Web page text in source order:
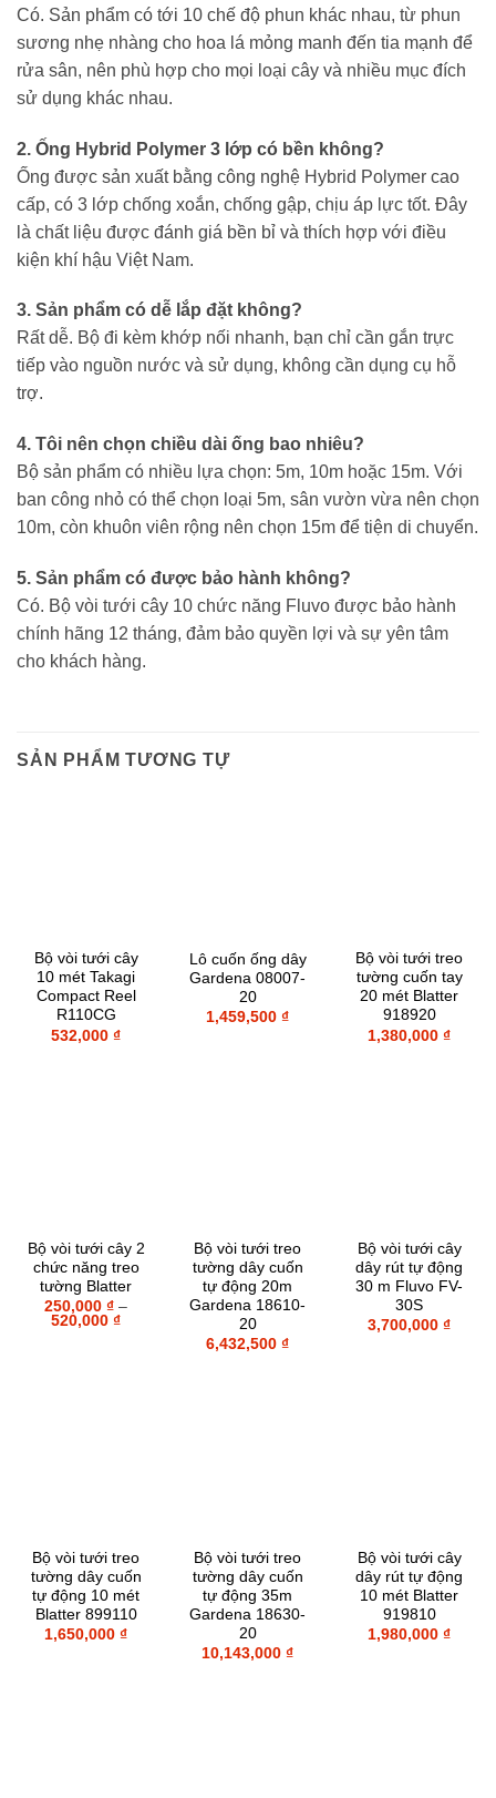
Có. Sản phẩm có tới 10 chế độ phun khác nhau, từ phun
sương nhẹ nhàng cho hoa lá mỏng manh đến tia mạnh để
rửa sân, nên phù hợp cho mọi loại cây và nhiều mục đích
sử dụng khác nhau.
2. Ống Hybrid Polymer 3 lớp có bền không?
Ống được sản xuất bằng công nghệ Hybrid Polymer cao
cấp, có 3 lớp chống xoắn, chống gập, chịu áp lực tốt. Đây
là chất liệu được đánh giá bền bỉ và thích hợp với điều
kiện khí hậu Việt Nam.
3. Sản phẩm có dễ lắp đặt không?
Rất dễ. Bộ đi kèm khớp nối nhanh, bạn chỉ cần gắn trực
tiếp vào nguồn nước và sử dụng, không cần dụng cụ hỗ
trợ.
4. Tôi nên chọn chiều dài ống bao nhiêu?
Bộ sản phẩm có nhiều lựa chọn: 5m, 10m hoặc 15m. Với
ban công nhỏ có thể chọn loại 5m, sân vườn vừa nên chọn
10m, còn khuôn viên rộng nên chọn 15m để tiện di chuyển.
5. Sản phẩm có được bảo hành không?
Có. Bộ vòi tưới cây 10 chức năng Fluvo được bảo hành
chính hãng 12 tháng, đảm bảo quyền lợi và sự yên tâm
cho khách hàng.
SẢN PHẨM TƯƠNG TỰ
Bộ vòi tưới cây
10 mét Takagi
Compact Reel
R110CG
532,000₫
Lô cuốn ống dây
Gardena 08007-
20
1,459,500₫
Bộ vòi tưới treo
tường cuốn tay
20 mét Blatter
918920
1,380,000₫
Bộ vòi tưới cây 2
chức năng treo
tường Blatter
250,000₫ –
520,000₫Khoảng
Bộ vòi tưới treo
tường dây cuốn
tự động 20m
Gardena 18610-
20
6,432,500₫
Bộ vòi tưới cây
dây rút tự động
30 m Fluvo FV-
30S
3,700,000₫
Bộ vòi tưới treo
tường dây cuốn
tự động 10 mét
Blatter 899110
1,650,000₫
Bộ vòi tưới treo
tường dây cuốn
tự động 35m
Gardena 18630-
20
10,143,000₫
Bộ vòi tưới cây
dây rút tự động
10 mét Blatter
919810
1,980,000₫